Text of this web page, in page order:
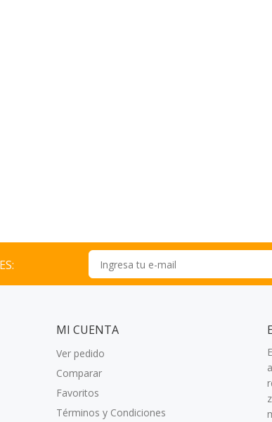
MI CUENTA
Ver pedido
Comparar
Favoritos
Términos y Condiciones